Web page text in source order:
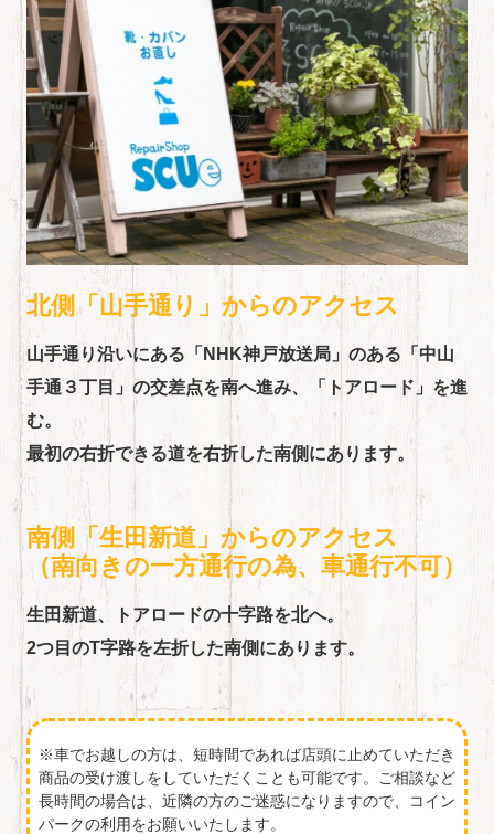
北側「山手通り」からのアクセス
山手通り沿いにある「NHK神戸放送局」のある「中山
手通３丁目」の交差点を南へ進み、「トアロード」を進
む。
​​​​​​​最初の右折できる道を右折した南側にあります。
南側「生田新道」からのアクセス
​​​​​​​（南向きの一方通行の為、車通行不可）
生田新道、トアロードの十字路を北へ。
​​​​​​​2つ目のT字路を左折した南側にあります。
※車でお越しの方は、短時間であれば店頭に止めていただき
商品の受け渡しをしていただくことも可能です。ご相談など
長時間の場合は、近隣の方のご迷惑になりますので、コイン
パークの利用をお願いいたします。